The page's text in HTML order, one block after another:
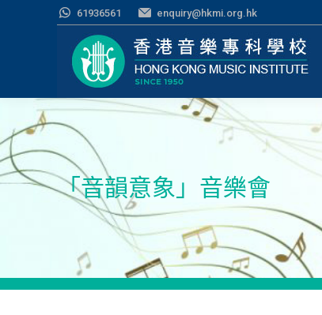
61936561 enquiry@hkmi.org.hk
「音韻意象」音樂會